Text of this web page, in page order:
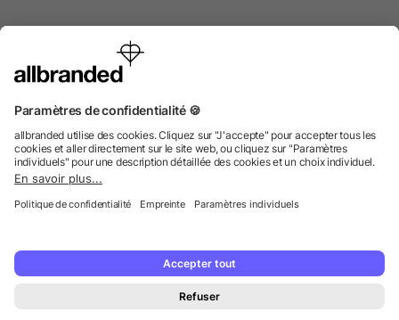
International
Nous commercialisons nos objets publicitaires et articles
non aux personnes privées.